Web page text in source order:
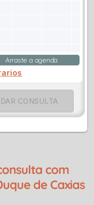
Arraste a agenda
CONSULTA
com
de Caxias